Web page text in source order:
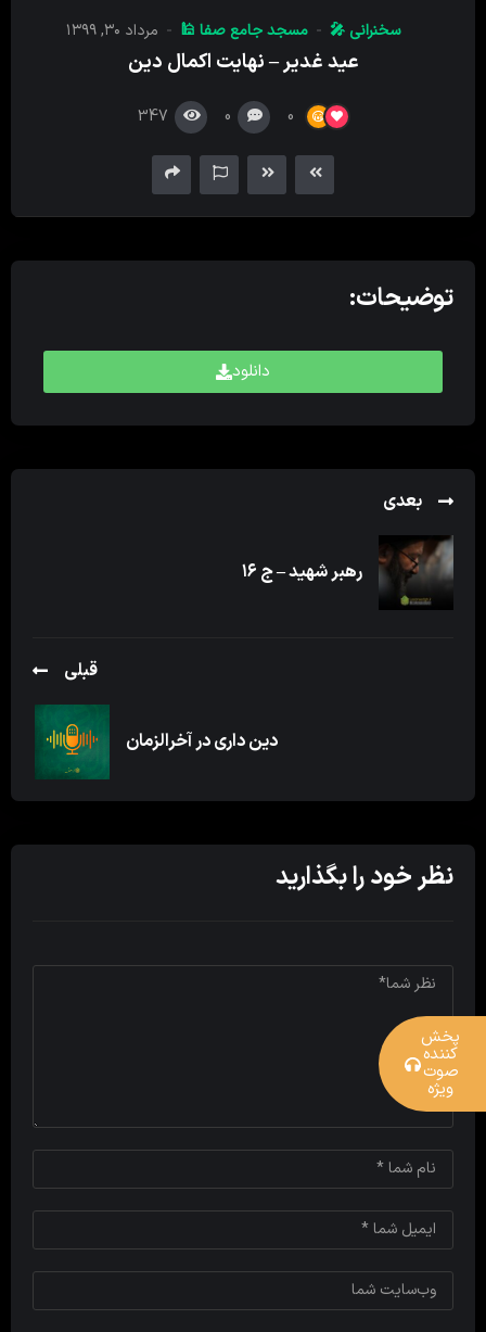
سخنرانی 🎤 مسجد جامع صفا 🕌 مرداد ۳۰, ۱۳۹۹
عید غدیر – نهایت اکمال دین
0
0
347
توضیحات:
دانلود
بعدی
رهبر شهید – ج ۱۶
قبلی
دین داری در آخرالزمان
نظر خود را بگذارید
پخش
کننده
صوت
ویژه